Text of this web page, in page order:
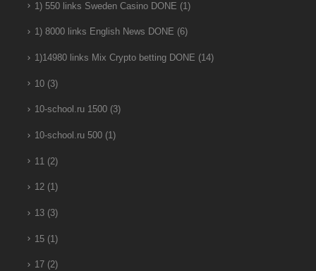
1) 550 links Sweden Casino DONE (1)
1) 8000 links English News DONE (6)
1)14980 links Mix Crypto betting DONE (14)
10(3)
10-school.ru 1500(3)
10-school.ru 500(1)
11 (2)
12(1)
13(3)
15(1)
17(2)